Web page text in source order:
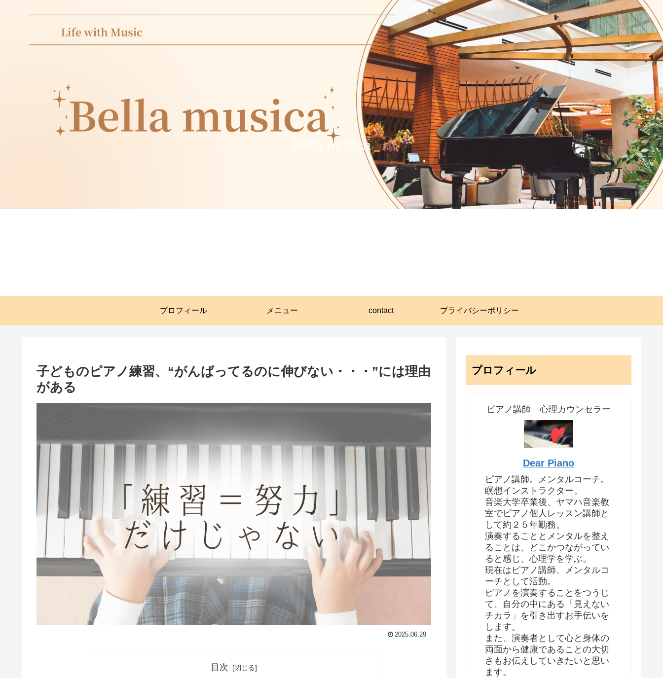
Bella musica
プロフィール メニュー contact プライバシーポリシー
子どものピアノ練習、“がんばってるのに伸びない・・・”には理由
がある
2025.06.29
目次
プロフィール
ピアノ講師 心理カウンセラー
Dear Piano
ピアノ講師。メンタルコーチ。
瞑想インストラクター。
音楽大学卒業後、ヤマハ音楽教
室でピアノ個人レッスン講師と
して約２５年勤務。
演奏することとメンタルを整え
ることは、どこかつながってい
ると感じ、心理学を学ぶ。
現在はピアノ講師、メンタルコ
ーチとして活動。
ピアノを演奏することをつうじ
て、自分の中にある「見えない
チカラ」を引き出すお手伝いを
します。
また、演奏者として心と身体の
両面から健康であることの大切
さもお伝えしていきたいと思い
ます。